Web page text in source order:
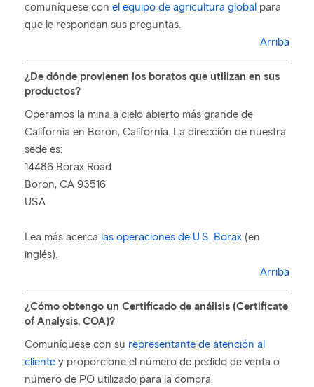
comuníquese con el equipo de agricultura global para
que le respondan sus preguntas.
Arriba
¿De dónde provienen los boratos que utilizan en sus
productos?
Operamos la mina a cielo abierto más grande de
California en Boron, California. La dirección de nuestra
sede es:
14486 Borax Road
Boron, CA 93516
USA
Lea más acerca las operaciones de U.S. Borax (en
inglés).
Arriba
¿Cómo obtengo un Certificado de análisis (Certificate
of Analysis, COA)?
Comuníquese con su representante de atención al
cliente y proporcione el número de pedido de venta o
número de PO utilizado para la compra.